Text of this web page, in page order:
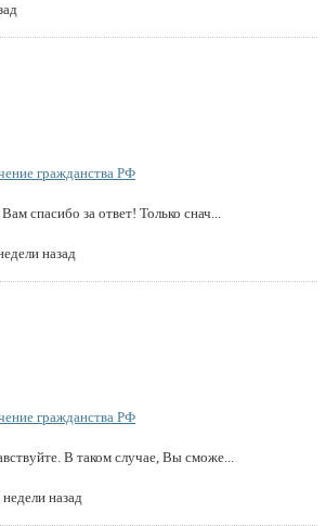
гражданства РФ
спасибо за ответ! Только снач...
назад
гражданства РФ
В таком случае, Вы сможе...
недели назад